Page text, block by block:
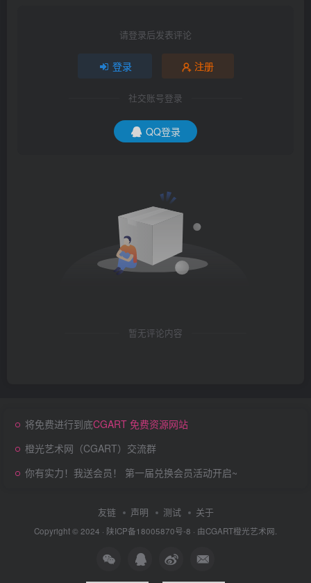
请登录后发表评论
登录 注册
社交账号登录
QQ登录
暂无评论内容
将免费进行到底CGART 免费资源网站
橙光艺术网（CGART）交流群
你有实力！我送会员！ 第一届兑换会员活动开启~
友链 声明 测试 关于
Copyright © 2024 · 陕ICP备18005870号-8 · 由CGART橙光艺术网.